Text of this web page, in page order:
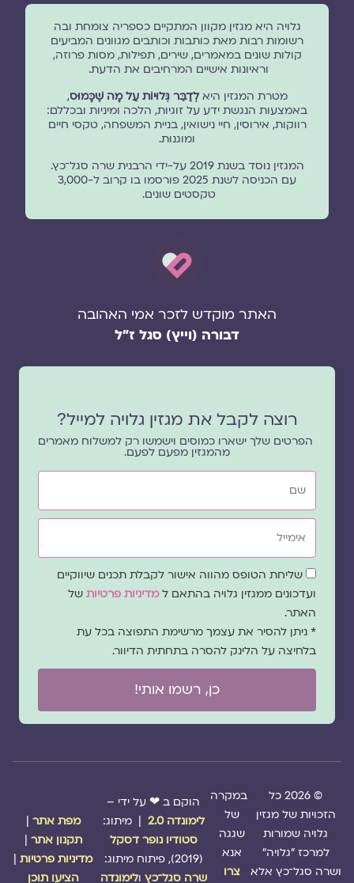
גלויה היא מגזין מקוון המתקיים כספריה צומחת ובה
רשומות רבות מאת כותבות וכותבים מגוונים המביעים
קולות שונים במאמרים, שירים, תפילות, מסות פרוזה,
וראיונות אישיים המרחיבים את הדעת.
מטרת המגזין היאלְדַבֵּר גְּלוּיוֹת עַל מָה שֶׁכָּמוּס,
באמצעות הנגשת ידע על זוגיות, הלכה ומיניות ובכללם:
רווקות, אירוסין, חיי נישואין, בניית המשפחה, טקסי חיים
ומוגנוּת.
המגזין נוסד בשנת 2019 על-ידי הרבנית שרה סגל־כץ.
עם הכניסה לשנת 2025 פורסמו בו קרוב ל-3,000
טקסטים שונים.
האתר מוקדש לזכר אמי האהובה
דבורה (וייץ) סגל ז"ל
רוצה לקבל את מגזין גלויה למייל?
הפרטים שלך ישארו כמוסים וישמשו רק למשלוח מאמרים
מהמגזין מפעם לפעם.
שם
אימייל
שדה
הסכמה
שליחת הטופס מהווה אישור לקבלת תכנים שיווקיים
ועדכונים ממגזין גלויה בהתאם ל מדיניות פרטיותשל
האתר.
* ניתן להסיר את עצמך מרשימת התפוצה בכל עת
בלחיצה על הלינק להסרה בתחתית הדיוור.
כן, רשמו אותי!
© 2026 כל
הזכויות של מגזין
גלויה שמורות
למרכז "גלויה"
ושרה סגל־כץ אלא
במקרה
של
שגגה
אנא
צרו
הוקם ב ❤ על ידי –
לימונדה 2.0
| מיתוג:
סטודיו נופר דסקל
שרה סגל־כץולימונדה
מפת אתר|
תקנון אתר|
מדיניות פרטיות|
הציעו תוכן